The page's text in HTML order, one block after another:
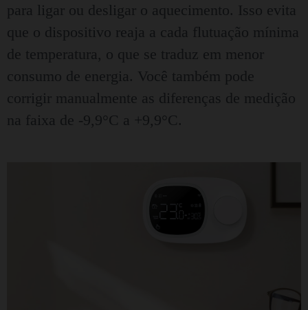
para ligar ou desligar o aquecimento. Isso evita
que o dispositivo reaja a cada flutuação mínima
de temperatura, o que se traduz em menor
consumo de energia. Você também pode
corrigir manualmente as diferenças de medição
na faixa de -9,9°C a +9,9°C.